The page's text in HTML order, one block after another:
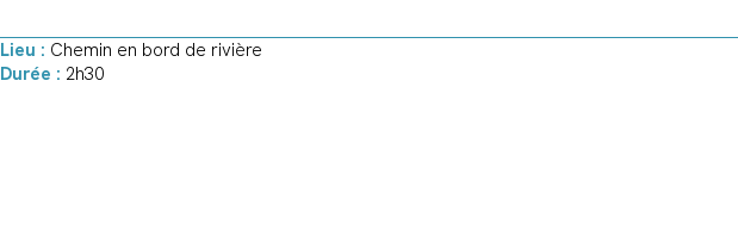
Lieu : Chemin en bord de rivière
Durée : 2h30